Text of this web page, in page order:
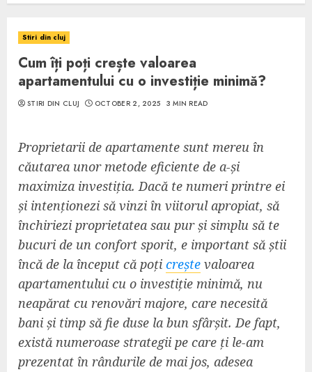
Stiri din cluj
Cum îți poți crește valoarea
apartamentului cu o investiție minimă?
STIRI DIN CLUJ OCTOBER 2, 2025 3 MIN READ
Proprietarii de apartamente sunt mereu în
căutarea unor metode eficiente de a-și
maximiza investiția. Dacă te numeri printre ei
și intenționezi să vinzi în viitorul apropiat, să
închiriezi proprietatea sau pur și simplu să te
bucuri de un confort sporit, e important să știi
încă de la început că poți crește valoarea
apartamentului cu o investiție minimă, nu
neapărat cu renovări majore, care necesită
bani și timp să fie duse la bun sfârșit. De fapt,
există numeroase strategii pe care ți le-am
prezentat în rândurile de mai jos, adesea